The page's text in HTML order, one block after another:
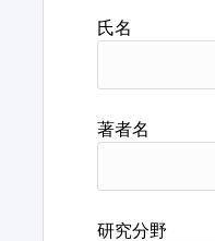
氏名
著者名
研究分野